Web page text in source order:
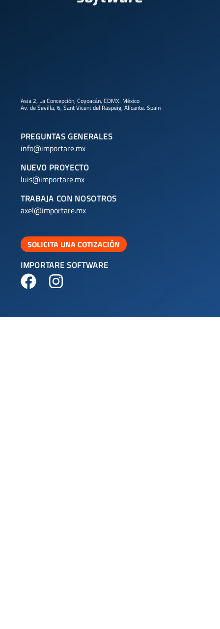
Asia 2, La Concepción, Coyoacán, CDMX. México
Av. de Sevilla, 6, Sant Vicent del Raspeig, Alicante. Spain
PREGUNTAS GENERALES
info@importare.mx
NUEVO PROYECTO
luis@importare.mx
TRABAJA CON NOSOTROS
axel@importare.mx
SOLICITA UNA COTIZACIÓN
IMPORTARE SOFTWARE